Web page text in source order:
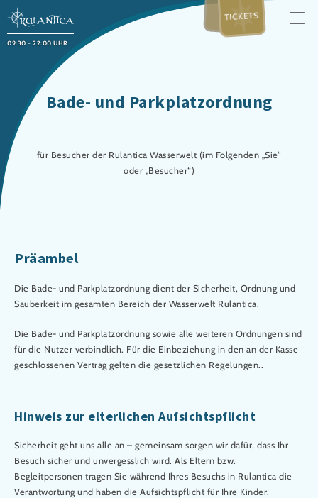
09:30 - 22:00 UHR
TICKETS
Bade- und Parkplatzordnung
für Besucher der Rulantica Wasserwelt (im Folgenden „Sie“
oder „Besucher“)
Präambel
Die Bade- und Parkplatzordnung dient der Sicherheit, Ordnung und
Sauberkeit im gesamten Bereich der Wasserwelt Rulantica.
Die Bade- und Parkplatzordnung sowie alle weiteren Ordnungen sind
für die Nutzer verbindlich. Für die Einbeziehung in den an der Kasse
geschlossenen Vertrag gelten die gesetzlichen Regelungen..
Hinweis zur elterlichen Aufsichtspflicht
Sicherheit geht uns alle an – gemeinsam sorgen wir dafür, dass Ihr
Besuch sicher und unvergesslich wird. Als Eltern bzw.
Begleitpersonen tragen Sie während Ihres Besuchs in Rulantica die
Verantwortung und haben die Aufsichtspflicht für Ihre Kinder.